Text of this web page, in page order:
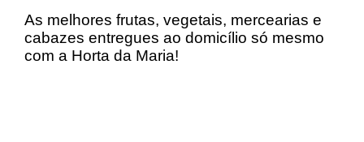
As melhores frutas, vegetais, mercearias e
cabazes entregues ao domicílio só mesmo
com a Horta da Maria!